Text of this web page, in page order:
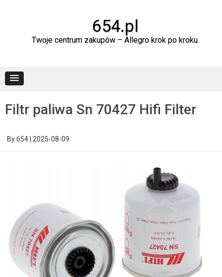
654.pl
Twoje centrum zakupów – Allegro krok po kroku.
Filtr paliwa Sn 70427 Hifi Filter
By654 2025-08-09